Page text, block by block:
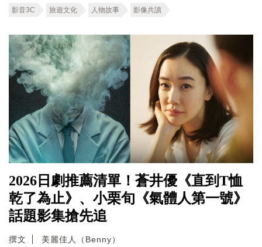
影音3C 旅遊文化 人物故事 影像共讀
2026日劇推薦清單！蒼井優《直到T恤
乾了為止》、小栗旬《氣體人第一號》
話題影集搶先追
撰文 美麗佳人（Benny）